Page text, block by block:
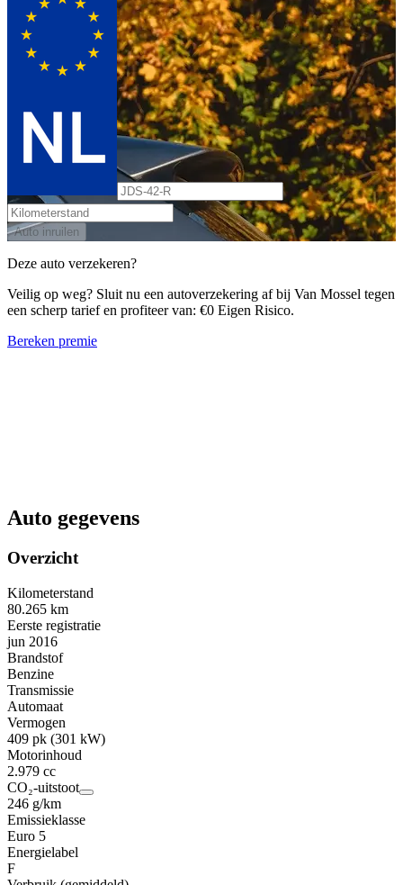
Auto inruilen
Deze auto verzekeren?
Veilig op weg? Sluit nu een autoverzekering af bij Van Mossel tegen
een scherp tarief en profiteer van: €0 Eigen Risico.
Bereken premie
Auto gegevens
Overzicht
Kilometerstand
80.265 km
Eerste registratie
jun 2016
Brandstof
Benzine
Transmissie
Automaat
Vermogen
409 pk (301 kW)
Motorinhoud
2.979 cc
CO₂-uitstoot
246 g/km
Emissieklasse
Euro 5
Energielabel
F